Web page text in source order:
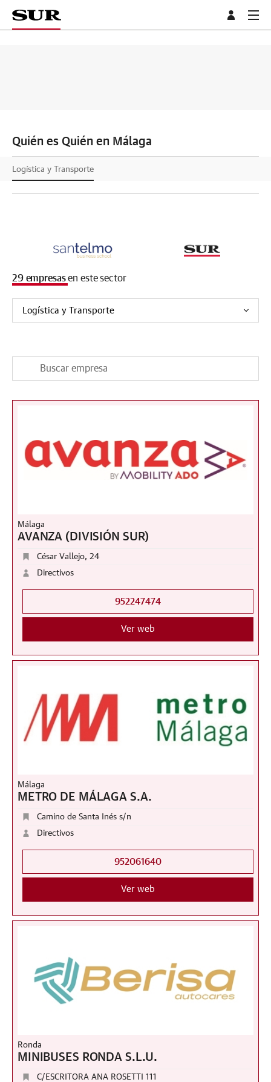
Quién es Quién en Málaga
Logística y Transporte
29 empresasen este sector
Málaga
AVANZA (DIVISIÓN SUR)
César Vallejo, 24
Directivos
952247474
Ver web
Málaga
METRO DE MÁLAGA S.A.
Camino de Santa Inés s/n
Directivos
952061640
Ver web
Ronda
MINIBUSES RONDA S.L.U.
C/ESCRITORA ANA ROSETTI 111